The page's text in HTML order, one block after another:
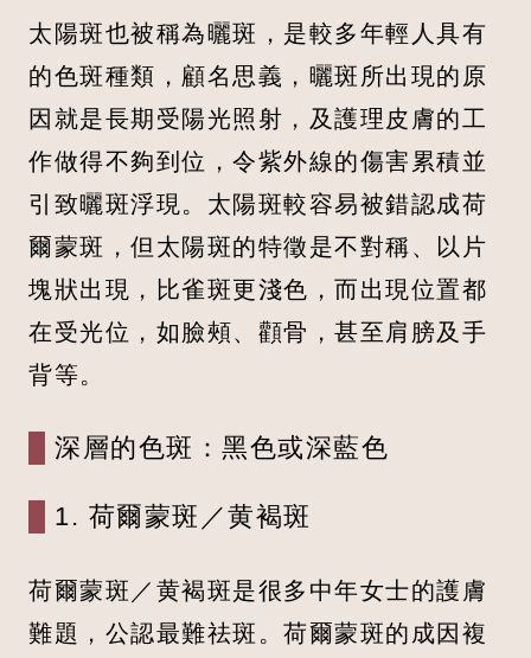
太陽斑也被稱為曬斑，是較多年輕人具有
的色斑種類，顧名思義，曬斑所出現的原
因就是長期受陽光照射，及護理皮膚的工
作做得不夠到位，令紫外線的傷害累積並
引致曬斑浮現。太陽斑較容易被錯認成荷
爾蒙斑，但太陽斑的特徵是不對稱、以片
塊狀出現，比雀斑更淺色，而出現位置都
在受光位，如臉頰、顴骨，甚至肩膀及手
背等。
深層的色斑：黑色或深藍色
1. 荷爾蒙斑／黄褐斑
荷爾蒙斑／黄褐斑是很多中年女士的護膚
難題，公認最難祛斑。荷爾蒙斑的成因複